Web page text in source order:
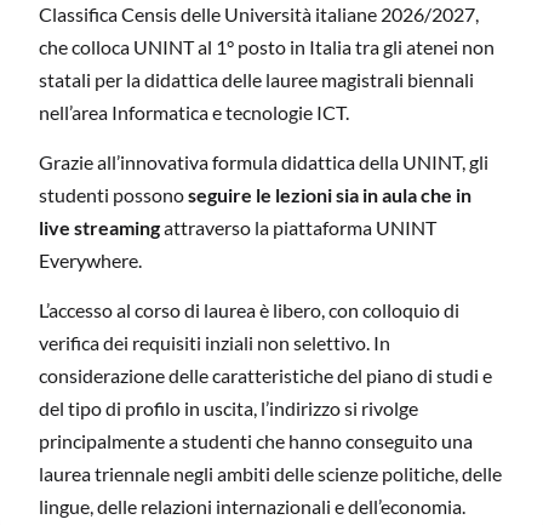
Classifica Censis delle Università italiane 2026/2027,
che colloca UNINT al 1° posto in Italia tra gli atenei non
statali per la didattica delle lauree magistrali biennali
nell’area Informatica e tecnologie ICT.
Grazie all’innovativa formula didattica della UNINT, gli
studenti possonoseguire le lezioni sia in aula che in
live streamingattraverso la piattaforma UNINT
Everywhere.
L’accesso al corso di laurea è libero, con colloquio di
verifica dei requisiti inziali non selettivo. In
considerazione delle caratteristiche del piano di studi e
del tipo di profilo in uscita, l’indirizzo si rivolge
principalmente a studenti che hanno conseguito una
laurea triennale negli ambiti delle scienze politiche, delle
lingue, delle relazioni internazionali e dell’economia.